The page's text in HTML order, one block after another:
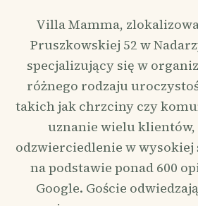
Villa Mamma,
Pruszkowskiej 52 w
specjalizujący się w
różnego rodzaju
takich jak chrzciny czy
uznanie wielu klientów,
odzwierciedlenie w wysokiej
na podstawie ponad 600
Google. Goście